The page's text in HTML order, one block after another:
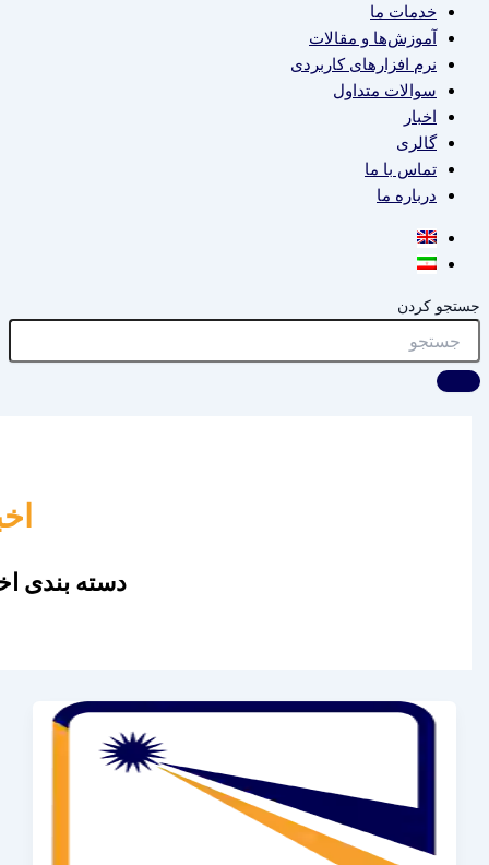
خدمات ما
آموزش‌ها و مقالات
نرم افزارهای کاربردی
سوالات متداول
اخبار
گالری
تماس با ما
درباره ما
جستجو کردن
دسته بندی